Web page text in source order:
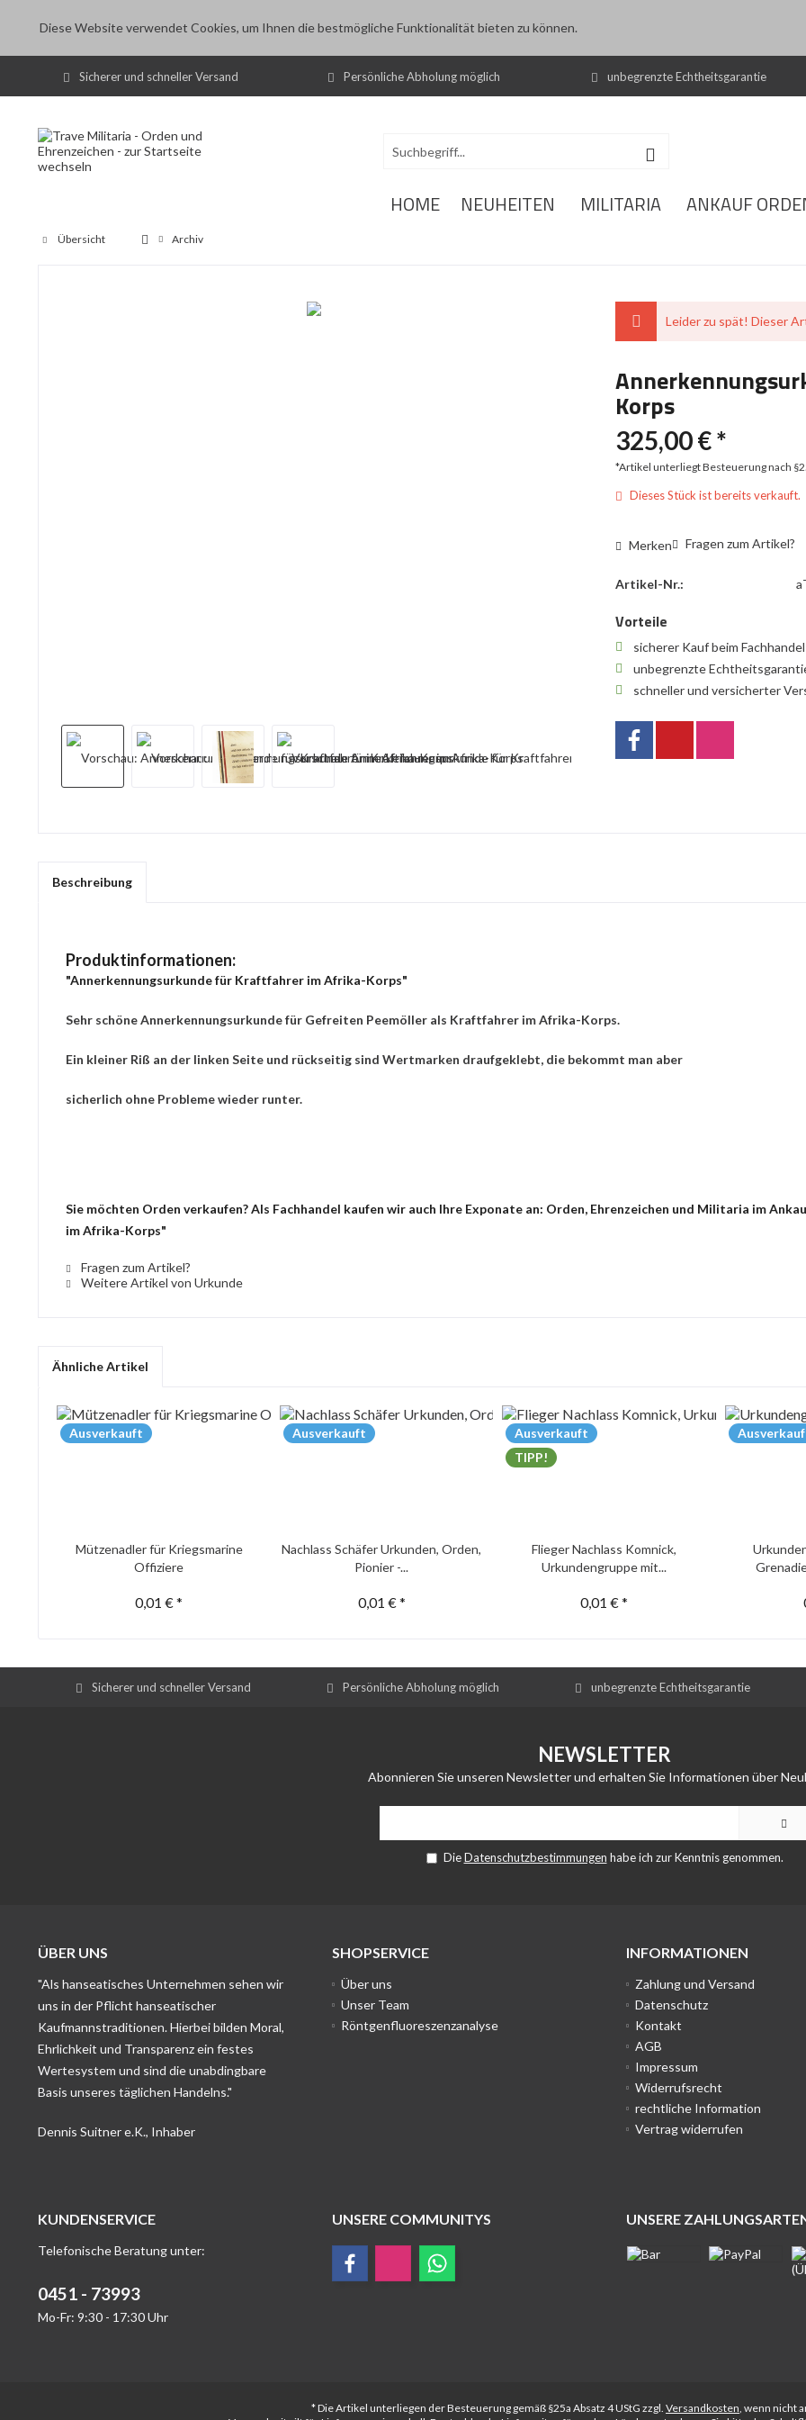
Diese Website verwendet Cookies, um Ihnen die bestmögliche Funktionalität bieten zu können.
Sicherer und schneller Versand Persönliche Abholung möglich unbegrenzte Echtheitsgarantie
HOME NEUHEITEN MILITARIA ANKAUF
Übersicht Archiv
Leider zu spät! Dieser
Korps
325,00 € *
*Artikel unterliegt Besteuerung nach
Dieses Stück ist bereits verkauft.
Merken Fragen zum Artikel?
Artikel-Nr.:
Vorteile
sicherer Kauf beim Fachhandel
unbegrenzte
schneller und versicherter
Beschreibung
Produktinformationen:
"Annerkennungsurkunde für Kraftfahrer im Afrika-Korps"
Sehr schöne Annerkennungsurkunde für Gefreiten Peemöller als Kraftfahrer im Afrika-Korps.
Ein kleiner Riß an der linken Seite und rückseitig sind Wertmarken draufgeklebt, die bekommt man aber
sicherlich ohne Probleme wieder runter.
Sie möchten Orden verkaufen? Als Fachhandel kaufen wir auch Ihre Exponate an: Orden, Ehrenzeichen und Militaria im
im Afrika-Korps"
Fragen zum Artikel?
Weitere Artikel von Urkunde
Ähnliche Artikel
Ausverkauft
Mützenadler für Kriegsmarine
Offiziere
0,01 € *
Ausverkauft
Nachlass Schäfer Urkunden, Orden,
Pionier -...
0,01 € *
Ausverkauft
TIPP!
Flieger Nachlass Komnick,
Urkundengruppe mit...
0,01 € *
Sicherer und schneller Versand Persönliche Abholung möglich unbegrenzte Echtheitsgarantie
NEWSLETTER
Abonnieren Sie unseren Newsletter und erhalten Sie Informationen über
DieDatenschutzbestimmungen habe ich zur Kenntnis genommen.
ÜBER UNS
"Als hanseatisches Unternehmen sehen wir
uns in der Pflicht hanseatischer
Kaufmannstraditionen. Hierbei bilden Moral,
Ehrlichkeit und Transparenz ein festes
Wertesystem und sind die unabdingbare
Basis unseres täglichen Handelns."
Dennis Suitner e.K., Inhaber
SHOPSERVICE
Über uns
Unser Team
Röntgenfluoreszenzanalyse
INFORMATIONEN
Zahlung und Versand
Datenschutz
Kontakt
AGB
Impressum
Widerrufsrecht
rechtliche Information
Vertrag widerrufen
KUNDENSERVICE
Telefonische Beratung unter:
0451 - 73993
Mo-Fr: 9:30 - 17:30 Uhr
UNSERE COMMUNITYS UNSERE
* Die Artikel unterliegen der Besteuerung gemäß §25a Absatz 4 UStG zzgl. Versandkosten, wenn nicht